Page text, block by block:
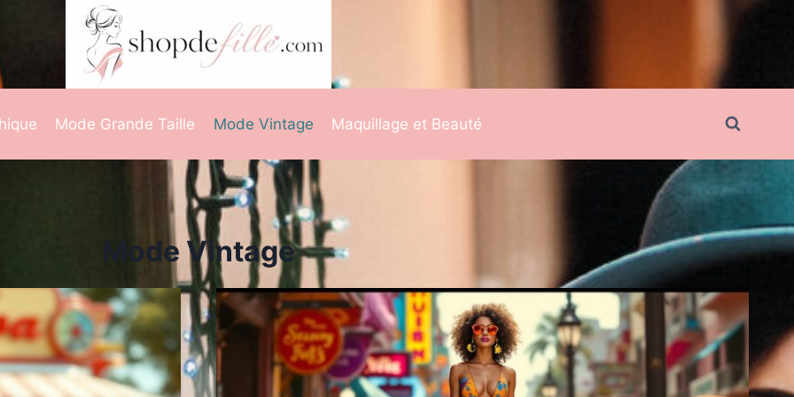
Mode Grande Taille Mode Vintage Maquillage et Beauté
Mode Vintage